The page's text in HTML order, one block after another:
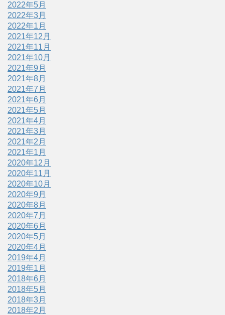
2022年5月
2022年3月
2022年1月
2021年12月
2021年11月
2021年10月
2021年9月
2021年8月
2021年7月
2021年6月
2021年5月
2021年4月
2021年3月
2021年2月
2021年1月
2020年12月
2020年11月
2020年10月
2020年9月
2020年8月
2020年7月
2020年6月
2020年5月
2020年4月
2019年4月
2019年1月
2018年6月
2018年5月
2018年3月
2018年2月